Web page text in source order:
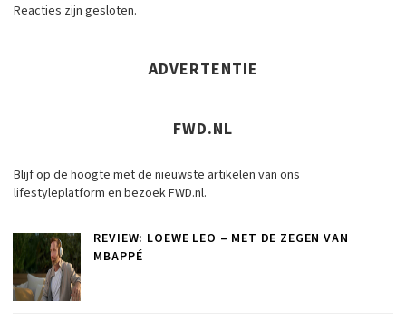
Reacties zijn gesloten.
ADVERTENTIE
FWD.NL
Blijf op de hoogte met de nieuwste artikelen van ons
lifestyleplatform en bezoek FWD.nl.
REVIEW: LOEWE LEO – MET DE ZEGEN VAN
MBAPPÉ